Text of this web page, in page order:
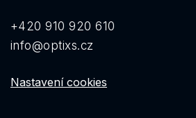
+420 910 920 610
info@optixs.cz
Nastavení cookies